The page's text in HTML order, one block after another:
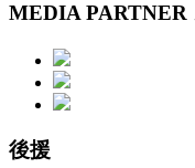
MEDIA PARTNER
後援